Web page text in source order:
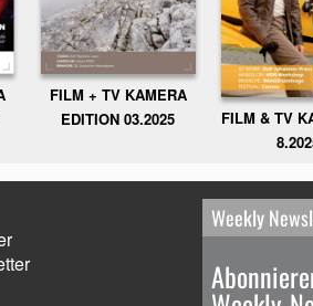
FILM + TV KAMERA
EDITION 03.2025
FILM & TV
Weekly